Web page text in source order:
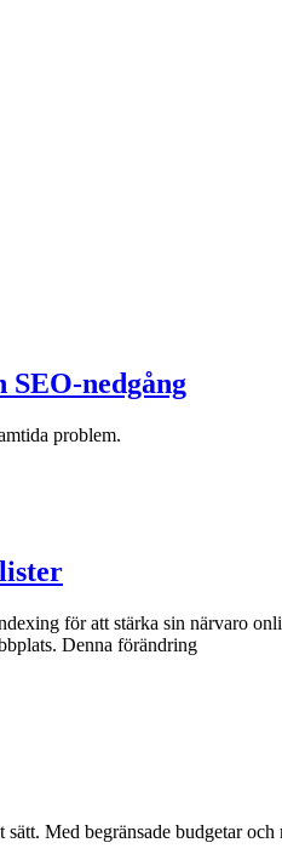
nedgång
problem.
för att stärka sin närvaro
Denna förändring
Med begränsade budgetar och